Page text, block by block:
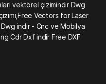
vektörel çizimindir Dwg
Vectors for Laser
indir - Cnc ve Mobilya
Cdr Dxf indir Free DXF